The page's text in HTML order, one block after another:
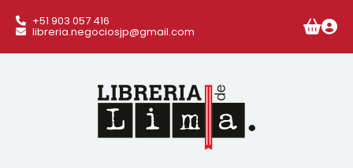
+51 903 057 416
libreria.negociosjp@gmail.com